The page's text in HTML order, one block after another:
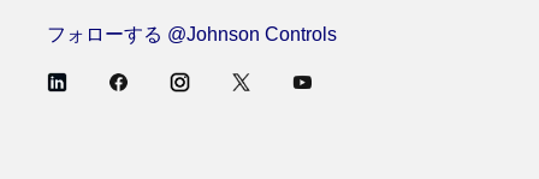
フォローする @Johnson Controls